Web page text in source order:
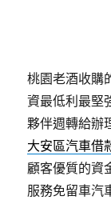
桃園老酒收購
資最低利最堅
夥伴週轉給辦
大安區汽車借
顧客優質的資
服務免留車汽